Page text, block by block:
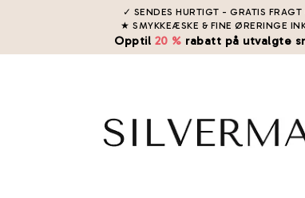
✓ SENDES HURTIGT - GRATIS
★ SMYKKEÆSKE & FINE ØRERINGE
Opptil 20 % rabatt på utvalgte